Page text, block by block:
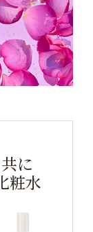
に
粧水